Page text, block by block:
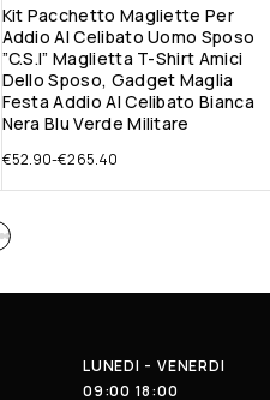
Kit Pacchetto Magliette Per
Addio Al Celibato Uomo Sposo
”C.S.I” Maglietta T-Shirt Amici
Dello Sposo, Gadget Maglia
Festa Addio Al Celibato Bianca
Nera Blu Verde Militare
€52.90-€265.40
LUNEDI - VENERDI
09:00 18:00